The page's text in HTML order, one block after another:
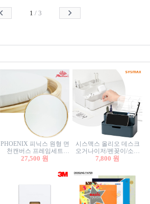
함/소화기거치대/소화기
1 / 3
PHOENIX 피닉스 원형 면
천캔버스 프레임세트
30cm/원형캔버스/플로팅
27,500 원
시스맥스 올리오 데스크
오거나이저/펜꽂이/소품
꽂이/소품함/정리함/수납
7,800 원